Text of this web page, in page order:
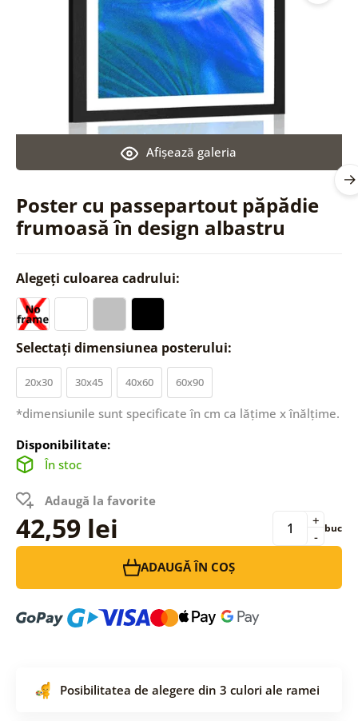
Poster cu passepartout păpădie
frumoasă în design albastru
Afişează galeria
Alegeți culoarea cadrului:
Selectați dimensiunea posterului:
20x30 30x45 40x60 60x90
*dimensiunile sunt specificate în cm ca lățime x înălțime.
Disponibilitate:
În stoc
Adaugă la favorite
42,59 lei -
+ buc
ADAUGĂ ÎN COȘ
Posibilitatea de alegere din 3 culori ale ramei